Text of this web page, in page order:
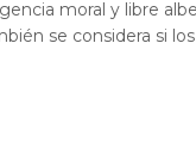
moral y libre
se considera si